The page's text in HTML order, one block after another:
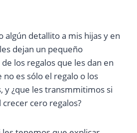
algún detallito a mis hijas y en
dejan un pequeño
los regalos que les dan en
no es sólo el regalo o los
y ¿que les transmmitimos si
cero regalos?